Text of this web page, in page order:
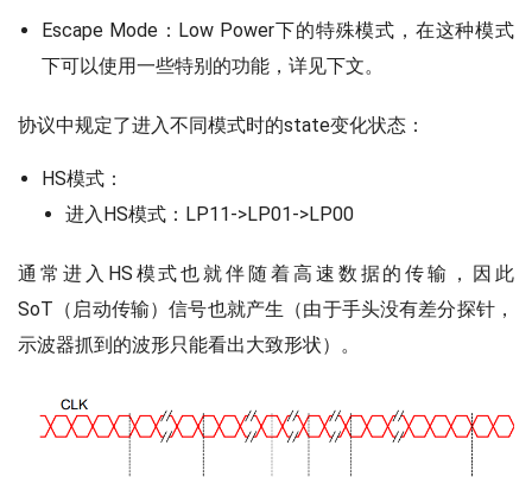
Escape Mode：Low Power下的特殊模式，在这种模式
下可以使用一些特别的功能，详见下文。
协议中规定了进入不同模式时的state变化状态：
HS模式：
进入HS模式：LP11->LP01->LP00
通常进入HS模式也就伴随着高速数据的传输，因此
SoT（启动传输）信号也就产生（由于手头没有差分探针，
示波器抓到的波形只能看出大致形状）。